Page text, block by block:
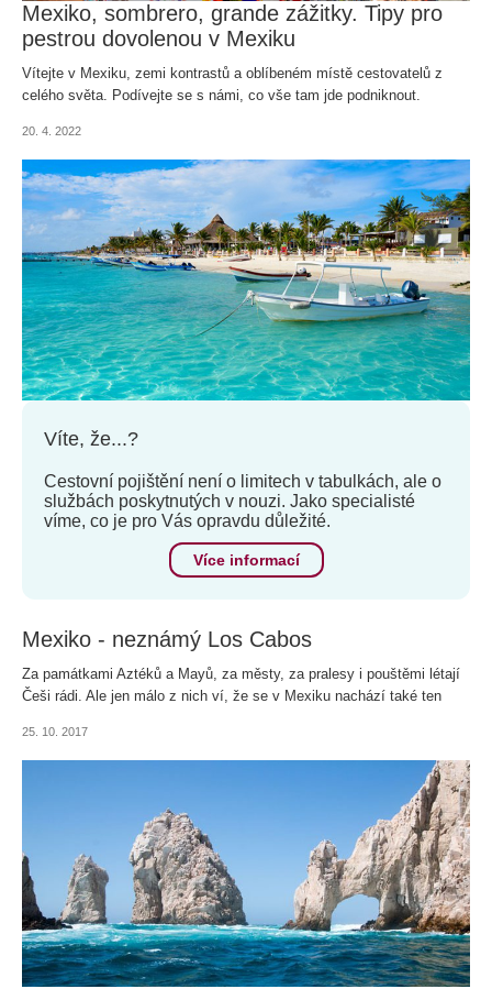
Mexiko, sombrero, grande zážitky. Tipy pro
pestrou dovolenou v Mexiku
Vítejte v Mexiku, zemi kontrastů a oblíbeném místě cestovatelů z
celého světa. Podívejte se s námi, co vše tam jde podniknout.
20. 4. 2022
Víte, že...?
Cestovní pojištění není o limitech v tabulkách, ale o
službách poskytnutých v nouzi. Jako specialisté
víme, co je pro Vás opravdu důležité.
Více informací
Mexiko - neznámý Los Cabos
Za památkami Aztéků a Mayů, za městy, za pralesy i pouštěmi létají
Češi rádi. Ale jen málo z nich ví, že se v Mexiku nachází také ten
25. 10. 2017